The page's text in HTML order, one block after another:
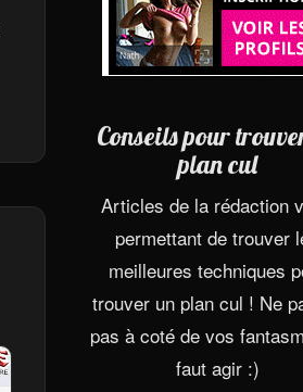
Conseils pour
plan cul
Articles de la rédaction
permettant de trouver
meilleures techniques
trouver un plan cul ! Ne
pas à coté de vos
faut agir :)